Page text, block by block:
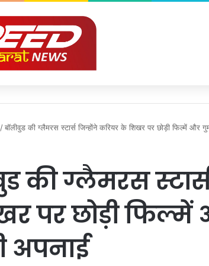
/बॉलीवुड की ग्लैमरस स्टार्स जिन्होंने करियर के शिखर पर छोड़ी फिल्में और
की ग्लैमरस
पर छोड़ी फिल्में
अपनाई